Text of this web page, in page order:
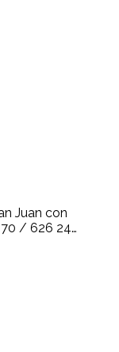
Juan con
70 / 626 24…